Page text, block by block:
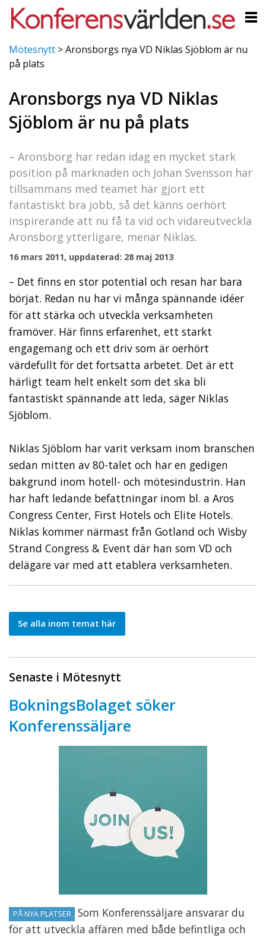
Mötesnytt >Aronsborgs nya VD Niklas Sjöblom är nu
på plats
Aronsborgs nya VD Niklas
Sjöblom är nu på plats
– Aronsborg har redan idag en mycket stark
position på marknaden och Johan Svensson har
tillsammans med teamet här gjort ett
fantastiskt bra jobb, så det känns oerhört
inspirerande att nu få ta vid och vidareutveckla
Aronsborg ytterligare, menar Niklas.
16 mars 2011, uppdaterad: 28 maj 2013
– Det finns en stor potential och resan har bara
börjat. Redan nu har vi många spännande idéer
för att stärka och utveckla verksamheten
framöver. Här finns erfarenhet, ett starkt
engagemang och ett driv som är oerhört
värdefullt för det fortsatta arbetet. Det är ett
härligt team helt enkelt som det ska bli
fantastiskt spännande att leda, säger Niklas
Sjöblom.
Niklas Sjöblom har varit verksam inom branschen
sedan mitten av 80-talet och har en gedigen
bakgrund inom hotell- och mötesindustrin. Han
har haft ledande befattningar inom bl. a Aros
Congress Center, First Hotels och Elite Hotels.
Niklas kommer närmast från Gotland och Wisby
Strand Congress & Event där han som VD och
delägare var med att etablera verksamheten.
Se alla inom temat här
Senaste i Mötesnytt
BokningsBolaget söker
Konferenssäljare
PÅ NYA PLATSER
Som Konferenssäljare ansvarar du
för att utveckla affären med både befintliga och